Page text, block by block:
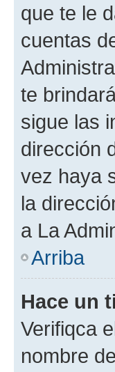
que te le
cuentas
te
sigue las
dirección
vez haya
la
a La
Arriba
Hace un
Verifiqca
nombre